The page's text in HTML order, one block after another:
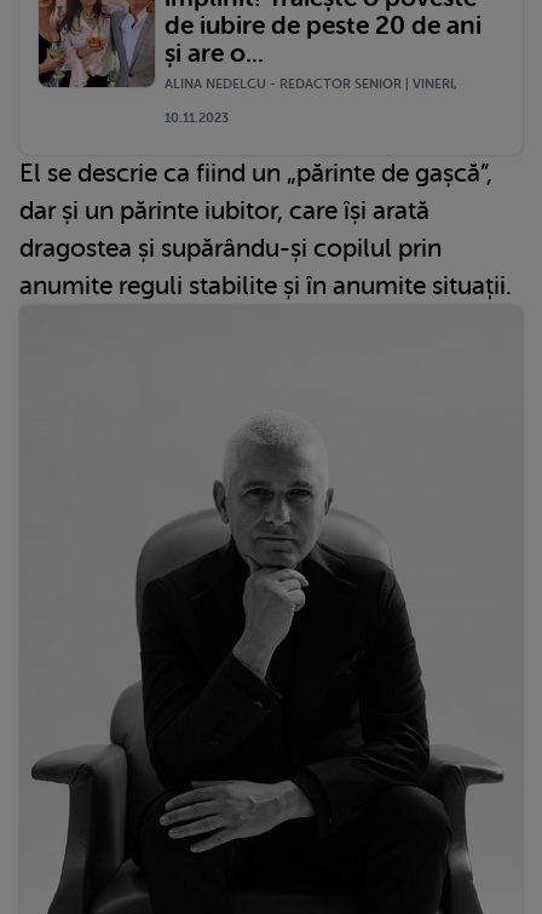
de iubire de peste 20 de ani
și are o...
ALINA NEDELCU - REDACTOR SENIOR | VINERI,
10.11.2023
El se descrie ca fiind un „părinte de gașcă”,
dar și un părinte iubitor, care își arată
dragostea și supărându-și copilul prin
anumite reguli stabilite și în anumite situații.